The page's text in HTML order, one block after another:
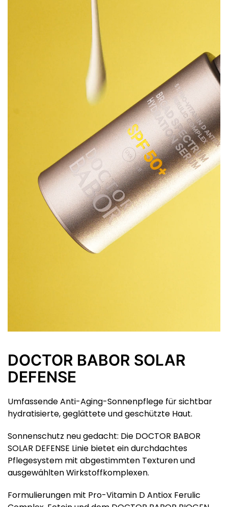
DOCTOR BABOR SOLAR
DEFENSE
Umfassende Anti-Aging-Sonnenpflege für sichtbar
hydratisierte, geglättete und geschützte Haut.
Sonnenschutz neu gedacht: Die DOCTOR BABOR
SOLAR DEFENSE Linie bietet ein durchdachtes
Pflegesystem mit abgestimmten Texturen und
ausgewählten Wirkstoffkomplexen.
Formulierungen mit Pro-Vitamin D Antiox Ferulic